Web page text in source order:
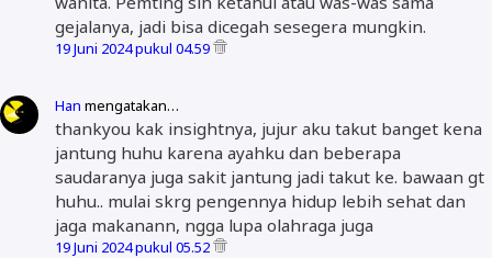
gejalanya, jadi bisa dicegah sesegera mungkin.
19 Juni 2024 pukul 04.59
Han mengatakan…
thankyou kak insightnya, jujur aku takut banget kena
jantung huhu karena ayahku dan beberapa
saudaranya juga sakit jantung jadi takut ke. bawaan gt
huhu.. mulai skrg pengennya hidup lebih sehat dan
jaga makanann, ngga lupa olahraga juga
19 Juni 2024 pukul 05.52